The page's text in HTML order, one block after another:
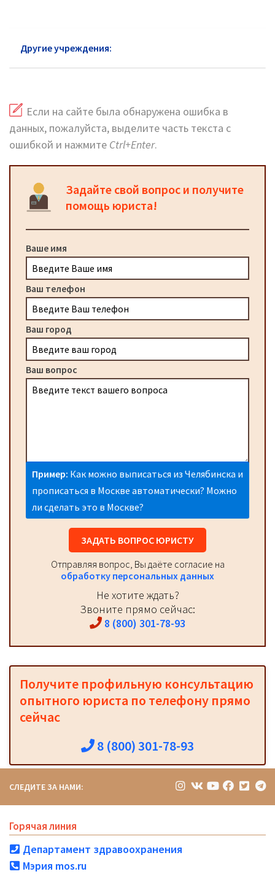
Другие учреждения:
Если на сайте была обнаружена ошибка в
данных, пожалуйста, выделите часть текста с
ошибкой и нажмите Ctrl+Enter.
Задайте свой вопрос и получите
помощь юриста!
Ваше имя
Ваш телефон
Ваш город
Ваш вопрос
Пример: Как можно выписаться из Челябинска и
прописаться в Москве автоматически? Можно
ли сделать это в Москве?
ЗАДАТЬ ВОПРОС ЮРИСТУ
Отправляя вопрос, Вы даёте согласие на
обработку персональных данных
Не хотите ждать?
Звоните прямо сейчас:
8 (800) 301-78-93
Получите профильную консультацию
опытного юриста по телефону прямо
сейчас
8 (800) 301-78-93
СЛЕДИТЕ ЗА НАМИ:
Горячая линия
Департамент здравоохранения
Мэрия mos.ru